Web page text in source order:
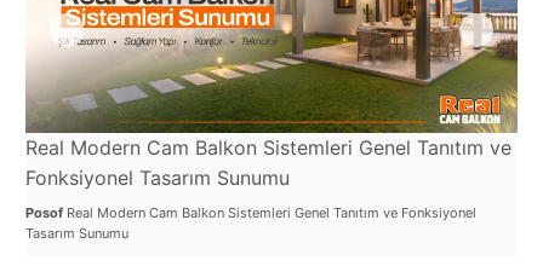
Real Modern Cam Balkon Sistemleri Genel Tanıtım ve
Fonksiyonel Tasarım Sunumu
Posof Real Modern Cam Balkon Sistemleri Genel Tanıtım ve Fonksiyonel
Tasarım Sunumu
switzerland
Tilburg
Van
Yalova